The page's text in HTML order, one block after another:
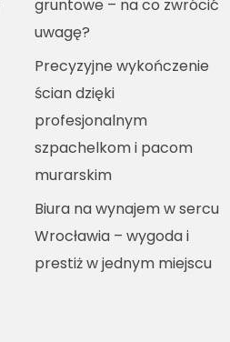
gruntowe – na co zwrócić
uwagę?
Precyzyjne wykończenie
ścian dzięki
profesjonalnym
szpachelkom i pacom
murarskim
Biura na wynajem w sercu
Wrocławia – wygoda i
prestiż w jednym miejscu